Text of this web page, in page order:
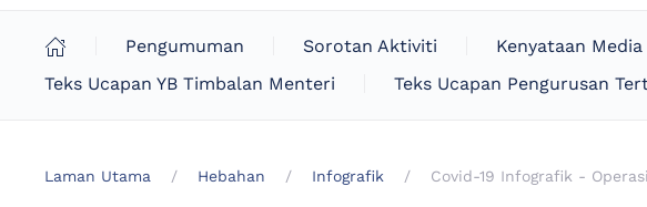
Pengumuman Sorotan Aktiviti Kenyataan Media
Teks Ucapan YB Timbalan Menteri
Teks Ucapan Pengurusan
Laman Utama Hebahan Infografik Covid-19 Infografik -